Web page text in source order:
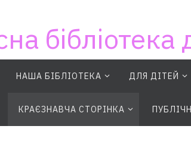
бібліотека
НАША БІБЛІОТЕКА ДЛЯ ДІТЕЙ
КРАЄЗНАВЧА СТОРІНКА